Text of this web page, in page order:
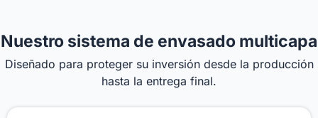
Nuestro sistema de envasado multicapa
Diseñado para proteger su inversión desde la producción
hasta la entrega final.